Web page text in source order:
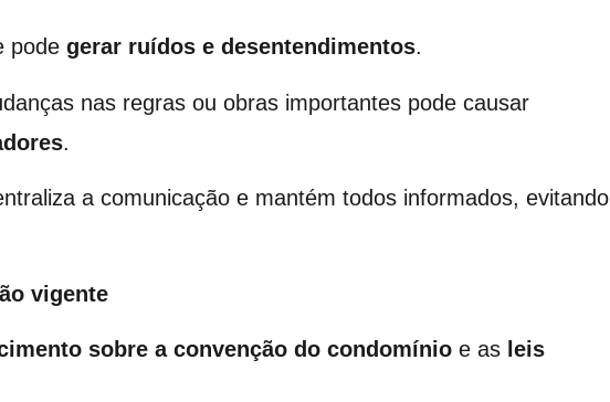
pode gerar ruídos e desentendimentos.
nas regras ou obras importantes pode causar
.
a comunicação e mantém todos informados, evitando
vigente
sobre a convenção do condomínio e as leis